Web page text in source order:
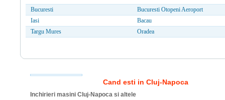
Bucuresti
Bucuresti Otopeni Aeroport
Iasi
Bacau
Targu Mures
Oradea
Cand esti in Cluj-Napoca
Inchirieri masini Cluj-Napoca si altele